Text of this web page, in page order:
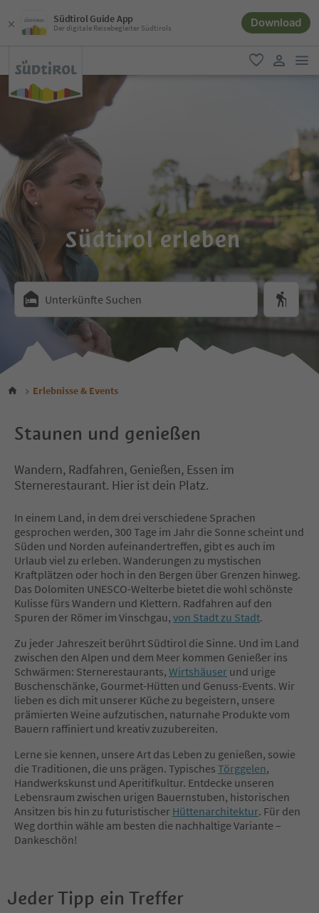
Südtirol Guide App
Der digitale Reisebegleiter Südtirols Download
favorit
user link
Südtirol erleben
Unterkünfte Suchen
Erlebnisse & Events
Staunen und genießen
Wandern, Radfahren, Genießen, Essen im
Sternerestaurant. Hier ist dein Platz.
In einem Land, in dem drei verschiedene Sprachen
gesprochen werden, 300 Tage im Jahr die Sonne scheint und
Süden und Norden aufeinandertreffen, gibt es auch im
Urlaub viel zu erleben. Wanderungen zu mystischen
Kraftplätzen oder hoch in den Bergen über Grenzen hinweg.
Das Dolomiten UNESCO-Welterbe bietet die wohl schönste
Kulisse fürs Wandern und Klettern. Radfahren auf den
Spuren der Römer im Vinschgau, von Stadt zu Stadt.
Zu jeder Jahreszeit berührt Südtirol die Sinne. Und im Land
zwischen den Alpen und dem Meer kommen Genießer ins
Schwärmen: Sternerestaurants, Wirtshäuser und urige
Buschenschänke, Gourmet-Hütten und Genuss-Events. Wir
lieben es dich mit unserer Küche zu begeistern, unsere
prämierten Weine aufzutischen, naturnahe Produkte vom
Bauern raffiniert und kreativ zuzubereiten.
Lerne sie kennen, unsere Art das Leben zu genießen, sowie
die Traditionen, die uns prägen. Typisches Törggelen,
Handwerkskunst und Aperitifkultur. Entdecke unseren
Lebensraum zwischen urigen Bauernstuben, historischen
Ansitzen bis hin zu futuristischer Hüttenarchitektur. Für den
Weg dorthin wähle am besten die nachhaltige Variante –
Dankeschön!
Jeder Tipp ein Treffer